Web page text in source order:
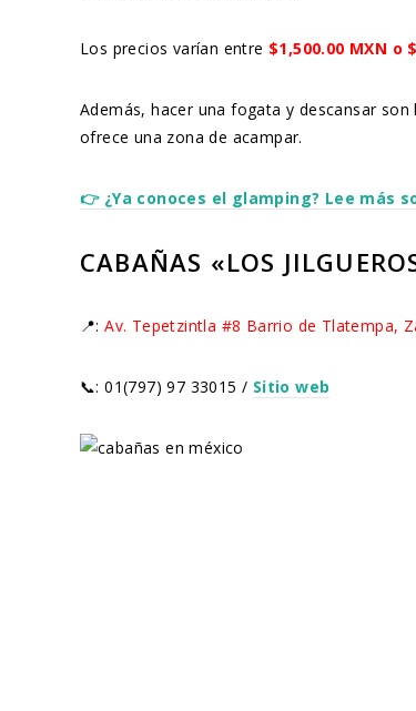
Los precios varían entre $1,500.00 MXN o
Además, hacer una fogata y descansar
ofrece una zona de acampar.
👉 ¿Ya conoces el glamping? Lee más
CABAÑAS «LOS
📍:Av. Tepetzintla #8 Barrio de Tlatempa,
📞: 01(797) 97 33015 / Sitio web